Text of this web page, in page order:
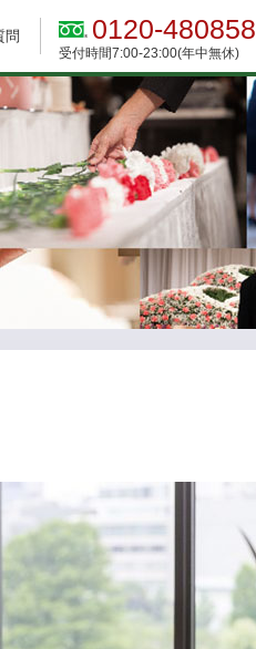
問 0120-480858
受付時間7:00-23:00(年中無休)